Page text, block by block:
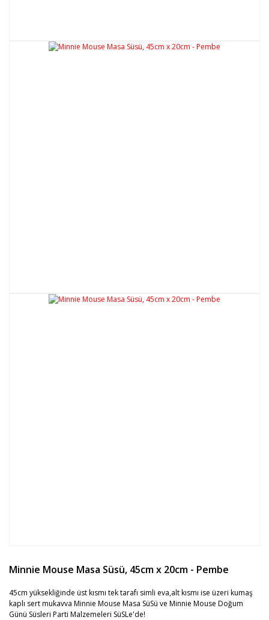
Minnie Mouse Masa Süsü, 45cm x 20cm - Pembe
45cm yüksekliğinde üst kısmı tek tarafı simli eva,alt kısmı ise üzeri kumaş
kaplı sert mukavva Minnie Mouse Masa SüSü ve Minnie Mouse Doğum
Günü Süsleri Parti Malzemeleri SüSLe'de!